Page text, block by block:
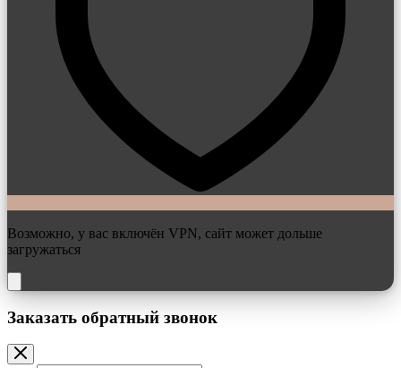
Возможно, у вас включён VPN, сайт может дольше
загружаться
Заказать обратный звонок